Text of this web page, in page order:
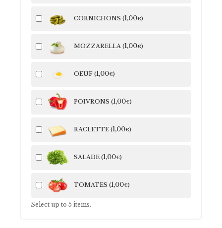
CORNICHONS (1 ,00€)
MOZZARELLA (1 ,00€)
OEUF (1 ,00€)
POIVRONS (1 ,00€)
RACLETTE (1 ,00€)
SALADE (1 ,00€)
TOMATES (1 ,00€)
Select up to 5 items.